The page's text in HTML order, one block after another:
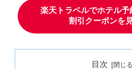
楽天トラベルでホテル予
割引クーポンを
目次